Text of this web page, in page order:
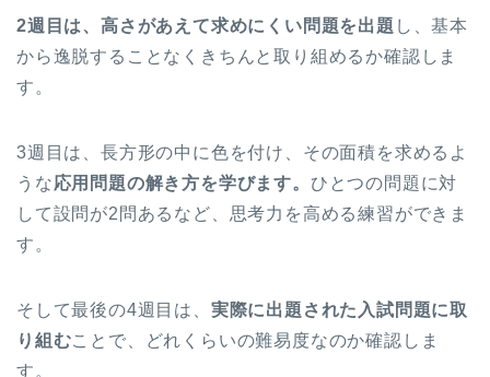
2週目は、高さがあえて求めにくい問題を出題 し、基本
から逸脱することなくきちんと取り組めるか確認しま
す。
3週目は、長方形の中に色を付け、その面積を求めるよ
うな応用問題の解き方を学びます。 ひとつの問題に対
して設問が2問あるなど、思考力を高める練習ができま
す。
そして最後の4週目は、 実際に出題された入試問題に取
り組むことで、どれくらいの難易度なのか確認しま
す。